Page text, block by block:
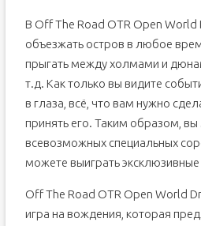
В Off The Road OTR Open
объезжать остров в любое
прыгать между холмами и
т.д. Как только вы видите
в глаза, всё, что вам нужно
принять его. Таким образом,
всевозможных специальных
можете выиграть
Off The Road OTR Open World
игра на вождения, которая